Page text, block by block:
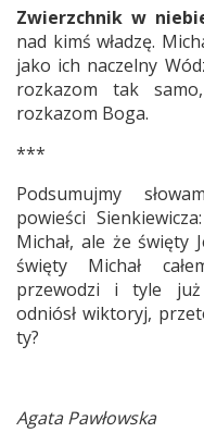
Zwierzchnik w
nad kimś władzę.
jako ich naczelny
rozkazom tak
rozkazom Boga.
***
Podsumujmy
powieści
Michał, ale że święty
święty Michał
przewodzi i tyle już
odniósł wiktoryj,
ty?
Agata Pawłowska